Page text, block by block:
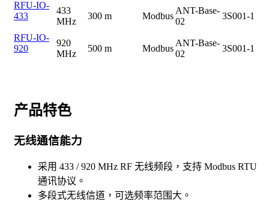
RFU-IO-
433
433
MHz
300 m Modbus
ANT-Base-
02
3S001-1
RFU-IO-
920
920
MHz
500 m Modbus
ANT-Base-
02
3S001-1
产品特色
无线通信能力
采用 433 / 920 MHz RF 无线频段，支持 Modbus RTU
通讯协议。
多段式无线信道，可选频率范围大。